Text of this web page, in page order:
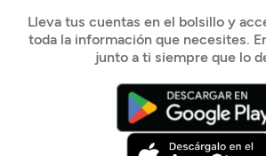
Lleva tus cuentas en el bolsillo y
toda la información que necesites.
junto a ti siempre que lo